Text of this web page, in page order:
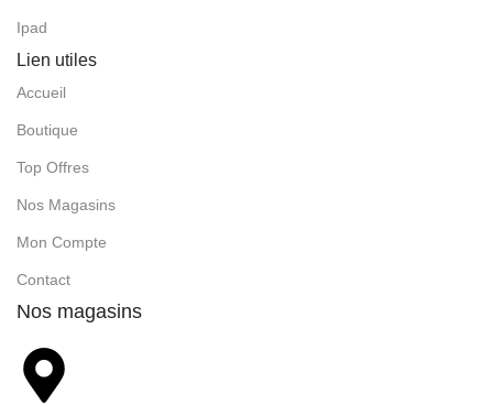
Ipad
Lien utiles
Accueil
Boutique
Top Offres
Nos Magasins
Mon Compte
Contact
Nos magasins